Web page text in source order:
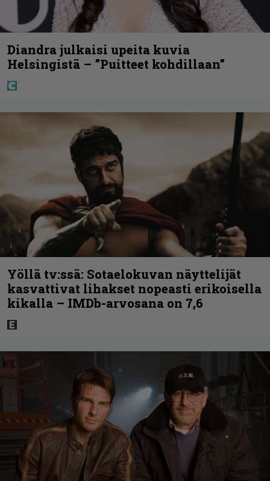
Diandra julkaisi upeita kuvia
Helsingistä – ”Puitteet kohdillaan”
Yöllä tv:ssä: Sotaelokuvan näyttelijät
kasvattivat lihakset nopeasti erikoisella
kikalla – IMDb-arvosana on 7,6